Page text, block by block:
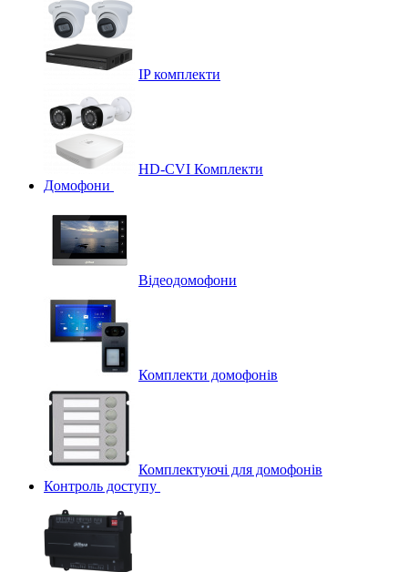
IP комплекти
HD-CVI Комплекти
Домофони
Відеодомофони
Комплекти домофонів
Комплектуючі для домофонів
Контроль доступу